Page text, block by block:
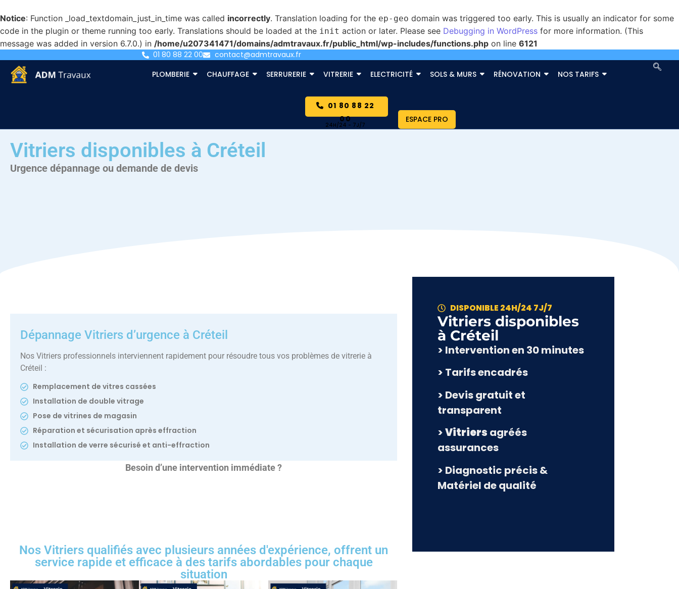
Notice: Function _load_textdomain_just_in_time was called incorrectly. Translation loading for the ep-geo domain was triggered too early. This is usually an indicator for some
code in the plugin or theme running too early. Translations should be loaded at the init action or later. Please see Debugging in WordPress for more information. (This
message was added in version 6.7.0.) in /home/u207341471/domains/admtravaux.fr/public_html/wp-includes/functions.php on line 6121
01 80 88 22 00
contact@admtravaux.fr
PLOMBERIE
CHAUFFAGE SERRURERIE VITRERIE ELECTRICITÉ SOLS & MURS RÉNOVATION NOS TARIFS
01 80 88 22
00
ESPACE PRO
Vitriers disponibles à Créteil
Urgence dépannage ou demande de devis
Dépannage Vitriers d’urgence à Créteil
Nos Vitriers professionnels interviennent rapidement pour résoudre tous vos problèmes de vitrerie à
Créteil :
Remplacement de vitres cassées
Installation de double vitrage
Pose de vitrines de magasin
Réparation et sécurisation après effraction
Installation de verre sécurisé et anti-effraction
Besoin d’une intervention immédiate ?
Nos Vitriers qualifiés avec plusieurs années d'expérience, offrent un
service rapide et efficace à des tarifs abordables pour chaque
situation
DISPONIBLE 24H/24 7J/7
Vitriers disponibles
à Créteil
> Intervention en 30 minutes
> Tarifs encadrés
> Devis gratuit et
transparent
>Vitriers agréés
assurances
> Diagnostic précis &
Matériel de qualité